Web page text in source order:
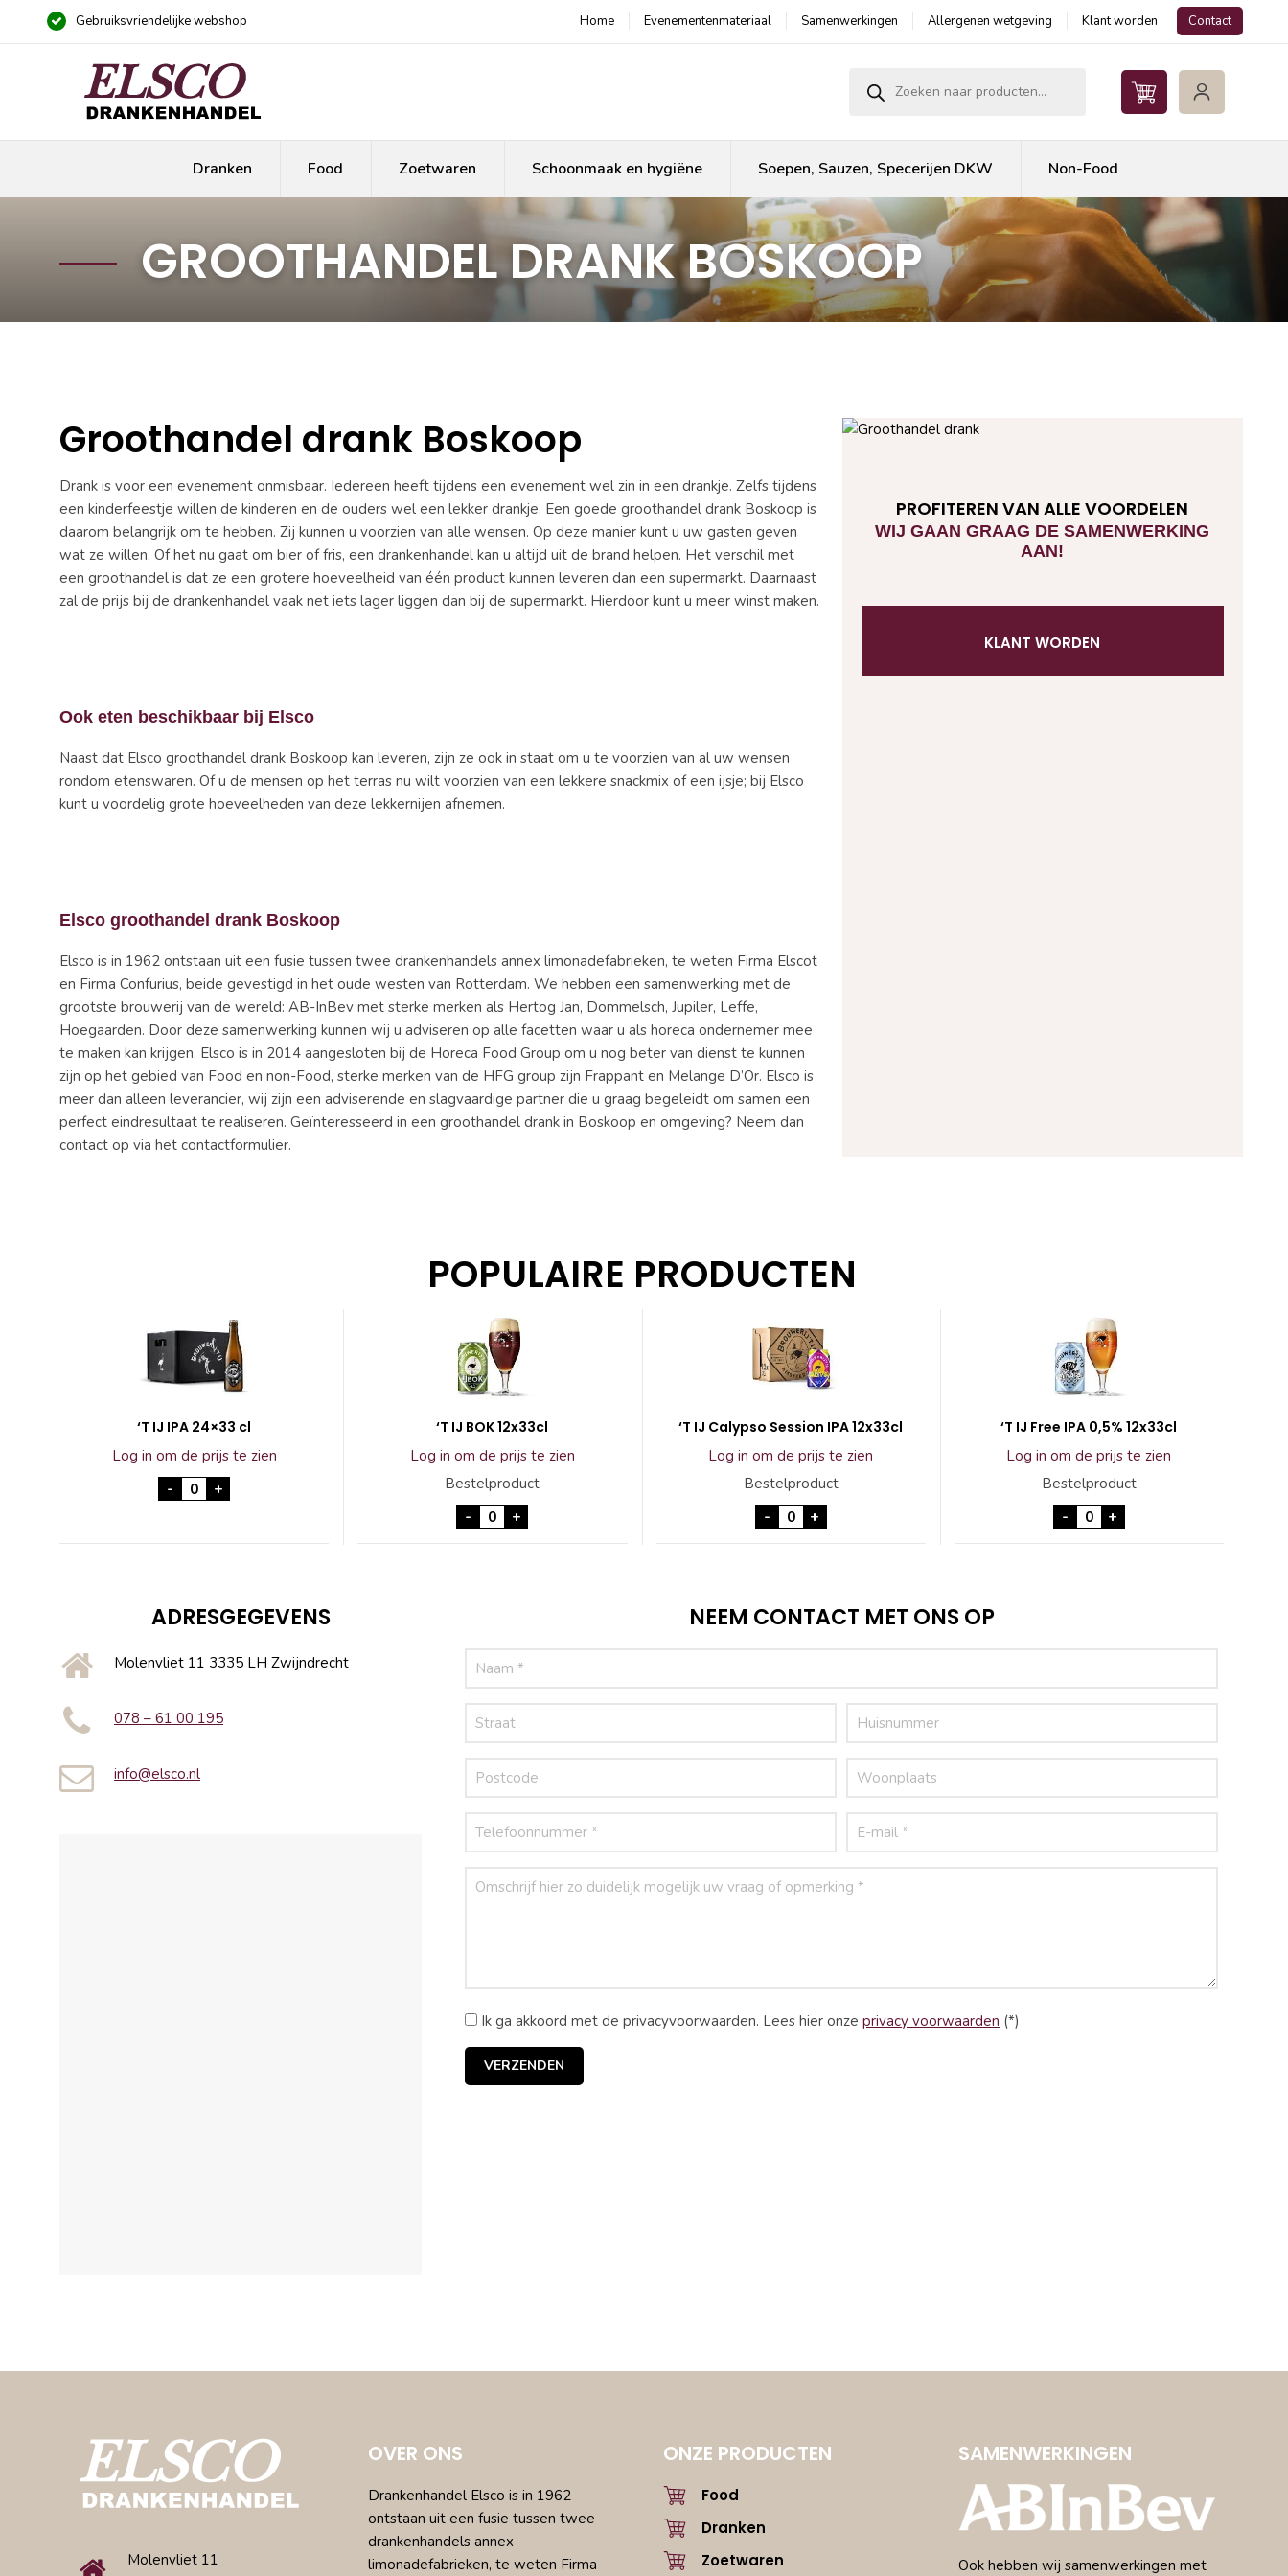
Gebruiksvriendelijke webshop Home Evenementenmateriaal Samenwerkingen Allergenen wetgeving Klant worden Contact
Dranken Food Zoetwaren Schoonmaak en hygiëne Soepen, Sauzen, Specerijen DKW Non-Food
GROOTHANDEL DRANK BOSKOOP
Groothandel drank Boskoop
Drank is voor een evenement onmisbaar. Iedereen heeft tijdens een evenement wel zin in een drankje. Zelfs tijdens
een kinderfeestje willen de kinderen en de ouders wel een lekker drankje. Een goede groothandel drank Boskoop is
daarom belangrijk om te hebben. Zij kunnen u voorzien van alle wensen. Op deze manier kunt u uw gasten geven
wat ze willen. Of het nu gaat om bier of fris, een drankenhandel kan u altijd uit de brand helpen. Het verschil met
een groothandel is dat ze een grotere hoeveelheid van één product kunnen leveren dan een supermarkt. Daarnaast
zal de prijs bij de drankenhandel vaak net iets lager liggen dan bij de supermarkt. Hierdoor kunt u meer winst maken.
Ook eten beschikbaar bij Elsco
Naast dat Elsco groothandel drank Boskoop kan leveren, zijn ze ook in staat om u te voorzien van al uw wensen
rondom etenswaren. Of u de mensen op het terras nu wilt voorzien van een lekkere snackmix of een ijsje; bij Elsco
kunt u voordelig grote hoeveelheden van deze lekkernijen afnemen.
Elsco groothandel drank Boskoop
Elsco is in 1962 ontstaan uit een fusie tussen twee drankenhandels annex limonadefabrieken, te weten Firma Elscot
en Firma Confurius, beide gevestigd in het oude westen van Rotterdam. We hebben een samenwerking met de
grootste brouwerij van de wereld: AB-InBev met sterke merken als Hertog Jan, Dommelsch, Jupiler, Leffe,
Hoegaarden. Door deze samenwerking kunnen wij u adviseren op alle facetten waar u als horeca ondernemer mee
te maken kan krijgen. Elsco is in 2014 aangesloten bij de Horeca Food Group om u nog beter van dienst te kunnen
zijn op het gebied van Food en non-Food, sterke merken van de HFG group zijn Frappant en Melange D’Or. Elsco is
meer dan alleen leverancier, wij zijn een adviserende en slagvaardige partner die u graag begeleidt om samen een
perfect eindresultaat te realiseren. Geïnteresseerd in een groothandel drank in Boskoop en omgeving? Neem dan
contact op via het contactformulier.
PROFITEREN VAN ALLE VOORDELEN
WIJ GAAN GRAAG DE SAMENWERKING
AAN!
KLANT WORDEN
POPULAIRE PRODUCTEN
‘T IJ IPA 24×33 cl
Log in om de prijs te zien
- 'T IJ IPA 24x33 cl aantal
+
‘T IJ BOK 12x33cl
Log in om de prijs te zien
Bestelproduct
- 'T IJ BOK 12x33cl aantal
+
‘T IJ Calypso Session IPA 12x33cl
Log in om de prijs te zien
Bestelproduct
- 'T IJ Calypso Session IPA 12x33cl aantal
+
‘T IJ Free IPA 0,5% 12x33cl
Log in om de prijs te zien
Bestelproduct
- 'T IJ Free IPA 0,5% 12x33cl
+
ADRESGEGEVENS
Molenvliet 11 3335 LH Zwijndrecht
078 – 61 00 195
info@elsco.nl
NEEM CONTACT MET ONS OP
Ik ga akkoord met de privacyvoorwaarden. Lees hier onzeprivacy voorwaarden (*)
Molenvliet 11
OVER ONS
Drankenhandel Elsco is in 1962
ontstaan uit een fusie tussen twee
drankenhandels annex
limonadefabrieken, te weten Firma
ONZE PRODUCTEN
Food
Dranken
Zoetwaren
SAMENWERKINGEN
Ook hebben wij samenwerkingen met